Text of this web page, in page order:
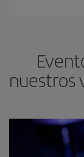
nuestros